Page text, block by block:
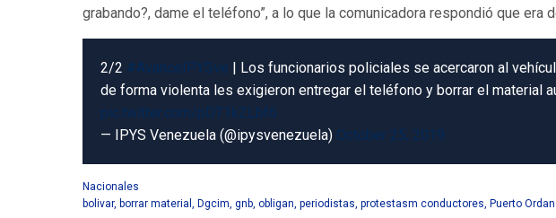
grabando?, dame el teléfono”, a lo que la comunicadora respondió que era
2/2 #AvanceIPYSve | Los funcionarios policiales se acercaron al
de forma violenta les exigieron entregar el teléfono y borrar el material
pic.twitter.com/pDT1kZLbf6
— IPYS Venezuela (@ipysvenezuela) October 25, 2019
Nacionales
bolivar, borrar material , Dgcim, gnb, obligan, periodistas, protestasm conductores, Puerto Ordan